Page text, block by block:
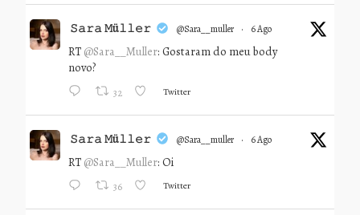
𝚂𝚊𝚛𝚊 𝙼ü𝚕𝚕𝚎𝚛 @sara__muller · 6 Ago
RT @Sara__Muller: Gostaram do meu body
novo?
32 Twitter
𝚂𝚊𝚛𝚊 𝙼ü𝚕𝚕𝚎𝚛 @sara__muller · 6 Ago
RT @Sara__Muller: Oi
36 Twitter